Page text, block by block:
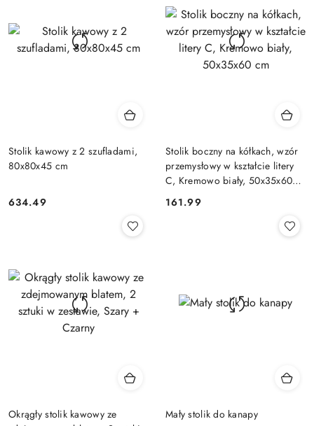
Stolik kawowy z 2 szufladami,
80x80x45 cm
Cena:
634.49
Stolik boczny na kółkach, wzór
przemysłowy w kształcie litery
C, Kremowo biały, 50x35x60
Cena:
161.99
Okrągły stolik kawowy ze
Mały stolik do kanapy